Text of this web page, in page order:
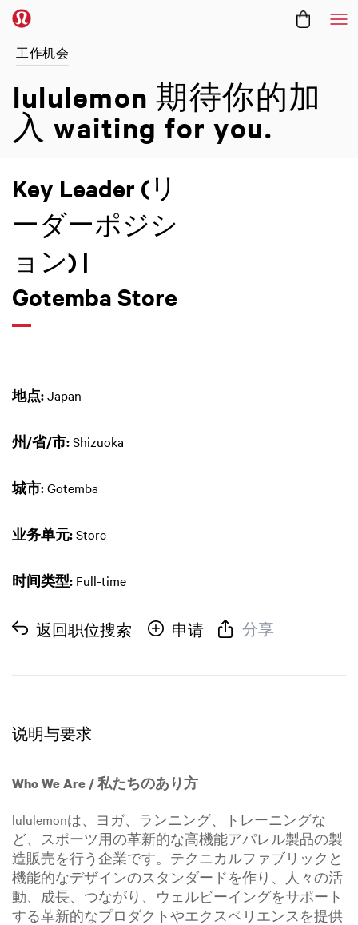
工作机会
lululemon 期待你的加
入 waiting for you.
Key Leader (リ
ーダーポジシ
ョン) |
Gotemba Store
地点:Japan
州/省/市:Shizuoka
城市:Gotemba
业务单元:Store
时间类型: Full-time
返回职位搜索 申请 分享
说明与要求
Who We Are / 私たちのあり方
lululemonは、ヨガ、ランニング、トレーニングな
ど、スポーツ用の革新的な高機能アパレル製品の製
造販売を行う企業です。テクニカルファブリックと
機能的なデザインのスタンダードを作り、人々の活
動、成長、つながり、ウェルビーイングをサポート
する革新的なプロダクトやエクスペリエンスを提供